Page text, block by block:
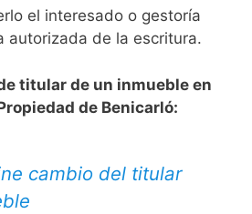
el interesado o gestoría
autorizada de la escritura.
titular de un inmueble en
de Benicarló:
cambio del titular